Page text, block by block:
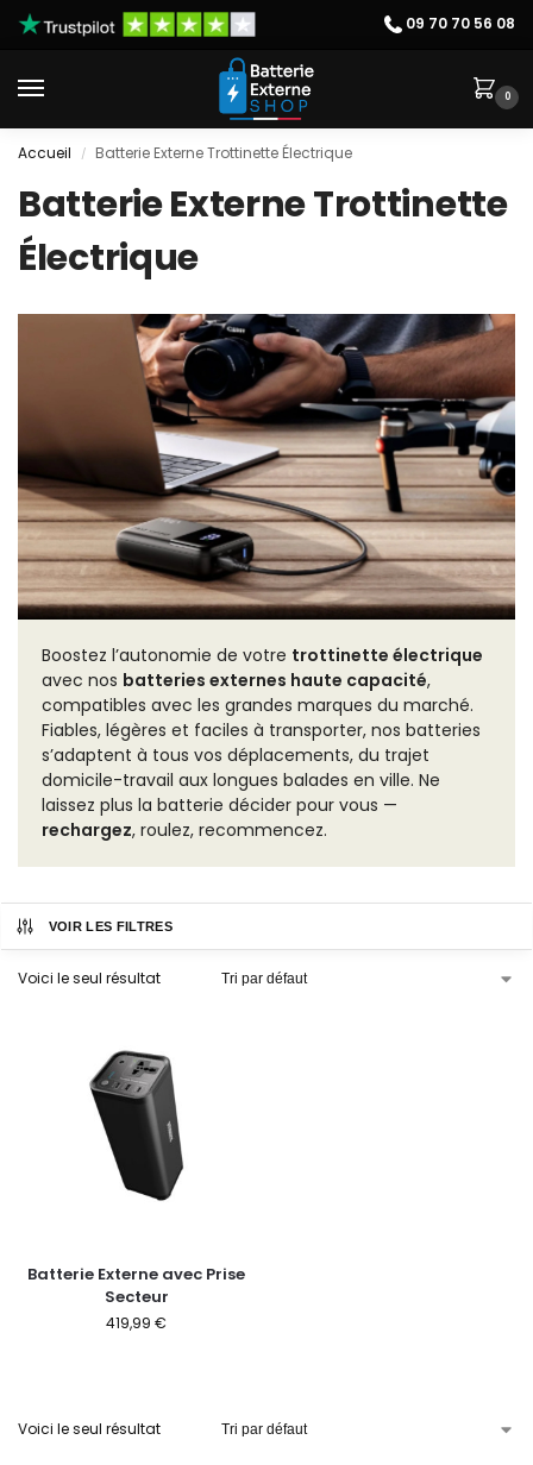
09 70 70 56 08
0
Accueil / Batterie Externe Trottinette Électrique
Batterie Externe Trottinette
Électrique
Boostez l’autonomie de votre trottinette électrique
avec nos batteries externes haute capacité,
compatibles avec les grandes marques du marché.
Fiables, légères et faciles à transporter, nos batteries
s’adaptent à tous vos déplacements, du trajet
domicile-travail aux longues balades en ville. Ne
laissez plus la batterie décider pour vous —
rechargez, roulez, recommencez.
VOIR LES FILTRES
Voici le seul résultat
Batterie Externe avec Prise
Secteur
419,99 €
Voici le seul résultat